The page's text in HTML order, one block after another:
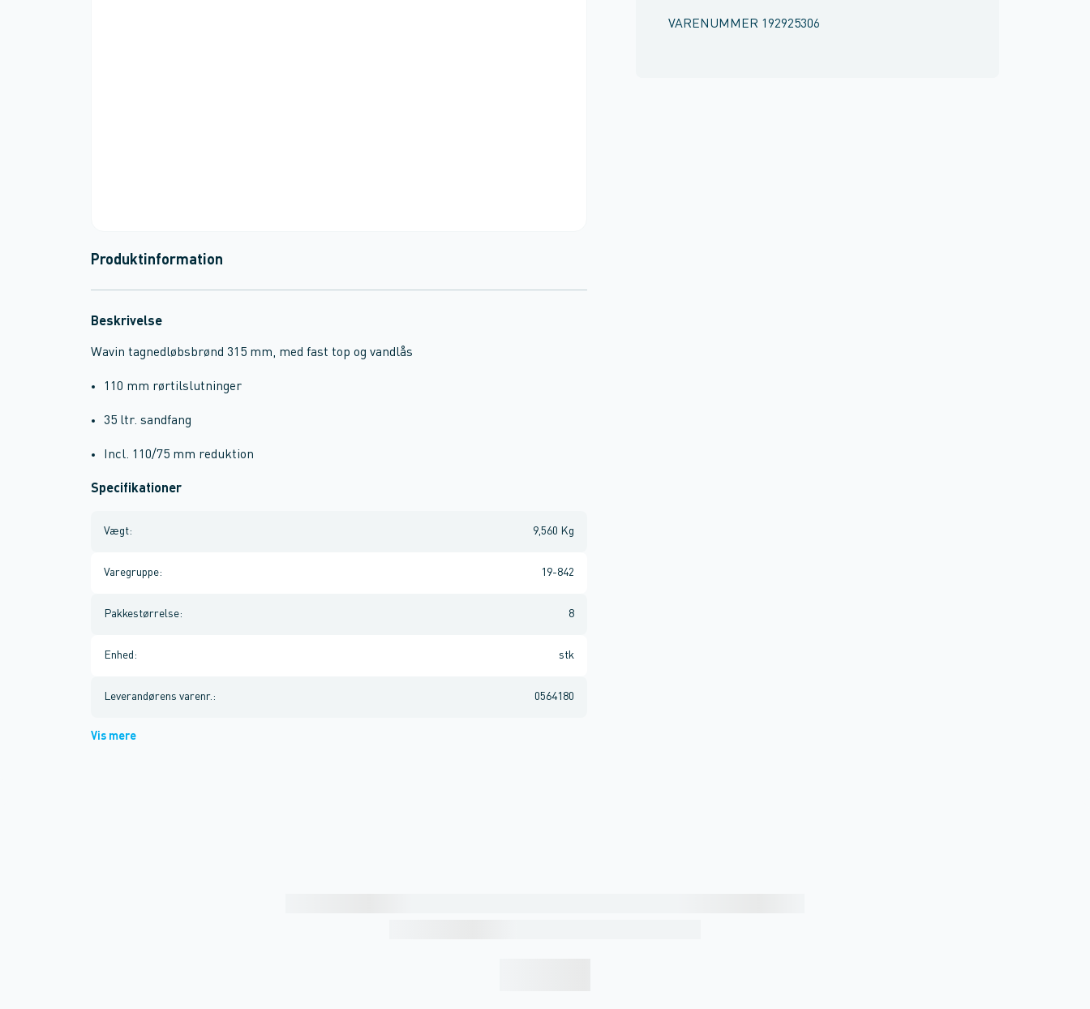
VARENUMMER 192925306
Produktinformation
Beskrivelse
Wavin tagnedløbsbrønd 315 mm, med fast top og vandlås
110 mm rørtilslutninger
35 ltr. sandfang
Incl. 110/75 mm reduktion
Specifikationer
Vægt: 9,560 Kg
Varegruppe: 19-842
Pakkestørrelse: 8
Enhed : stk
Leverandørens varenr. : 0564180
Vis mere